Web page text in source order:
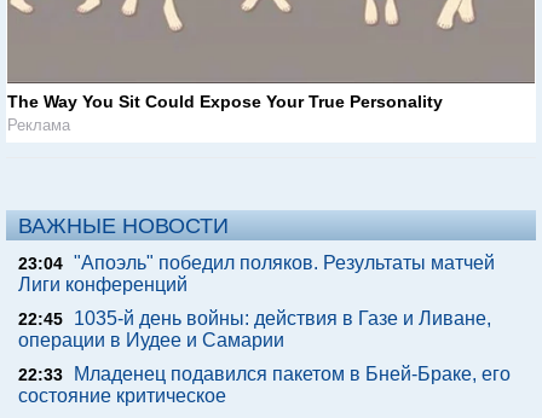
The Way You Sit Could Expose Your True Personality
Реклама
ВАЖНЫЕ НОВОСТИ
23:04 "Апоэль" победил поляков. Результаты матчей
Лиги конференций
22:45
1035-й день войны: действия в Газе и Ливане,
операции в Иудее и Самарии
22:33
Младенец подавился пакетом в Бней-Браке, его
состояние критическое